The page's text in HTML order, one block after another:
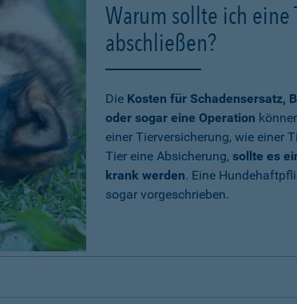
Warum sollte ich eine
abschließen?
Die Kosten für Schadensersatz,
oder sogar eine Operation
einer Tierversicherung, wie einer
Tier eine Absicherung, sollte es
krank werden. Eine
sogar vorgeschrieben.